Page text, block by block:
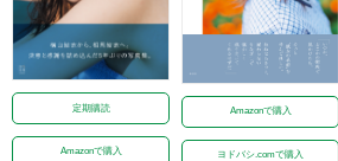
定期購読
Amazonで購入
Amazonで購入
ヨドバシ.comで購入